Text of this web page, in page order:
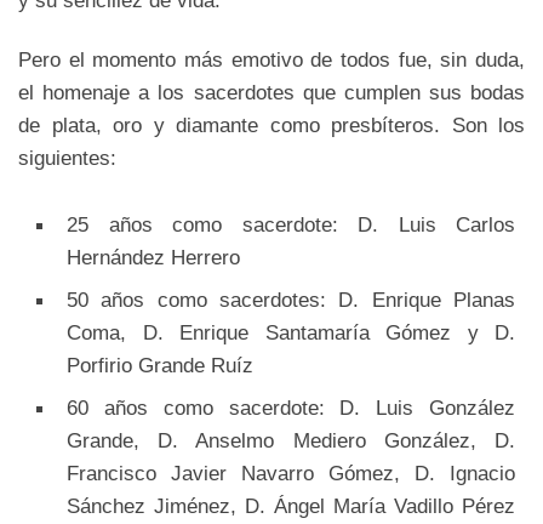
Pero el momento más emotivo de todos fue, sin duda,
el homenaje a los sacerdotes que cumplen sus bodas
de plata, oro y diamante como presbíteros. Son los
siguientes:
25 años como sacerdote: D. Luis Carlos
Hernández Herrero
50 años como sacerdotes: D. Enrique Planas
Coma, D. Enrique Santamaría Gómez y D.
Porfirio Grande Ruíz
60 años como sacerdote: D. Luis González
Grande, D. Anselmo Mediero González, D.
Francisco Javier Navarro Gómez, D. Ignacio
Sánchez Jiménez, D. Ángel María Vadillo Pérez